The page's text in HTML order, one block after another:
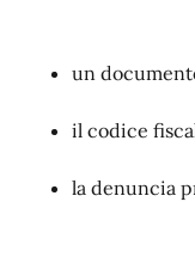
un
il codice
la denuncia